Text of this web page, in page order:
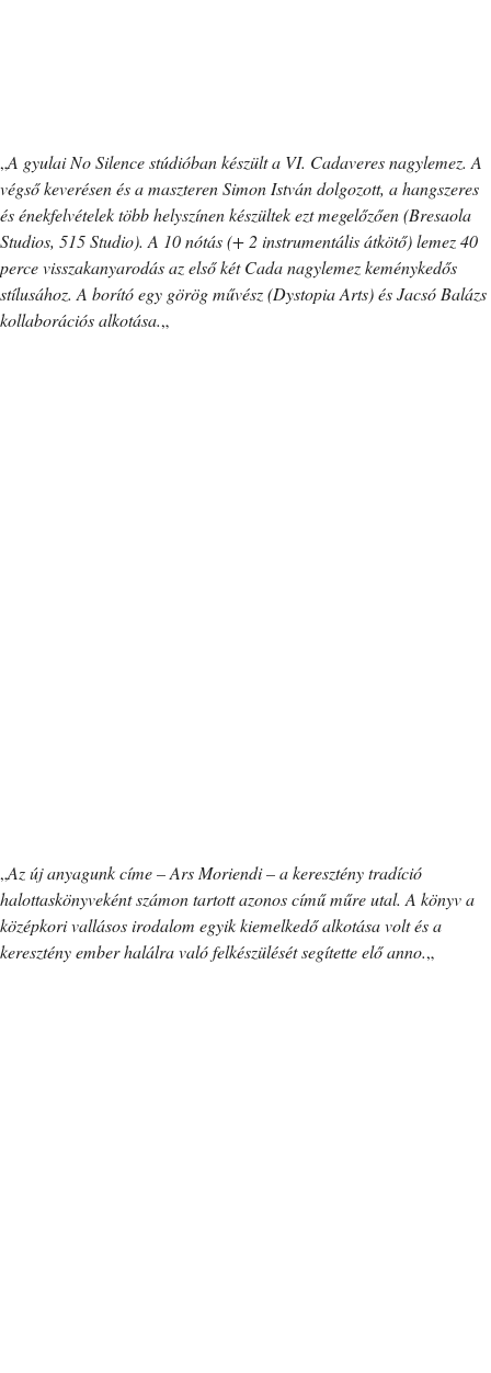
„A gyulai No Silence stúdióban készült a VI. Cadaveres nagylemez. A
végső keverésen és a maszteren Simon István dolgozott, a hangszeres
és énekfelvételek több helyszínen készültek ezt megelőzően (Bresaola
Studios, 515 Studio). A 10 nótás (+ 2 instrumentális átkötő) lemez 40
perce visszakanyarodás az első két Cada nagylemez keménykedős
stílusához. A borító egy görög művész (Dystopia Arts) és Jacsó Balázs
kollaborációs alkotása.„
„Az új anyagunk címe – Ars Moriendi – a keresztény tradíció
halottaskönyveként számon tartott azonos című műre utal. A könyv a
középkori vallásos irodalom egyik kiemelkedő alkotása volt és a
keresztény ember halálra való felkészülését segítette elő anno.„